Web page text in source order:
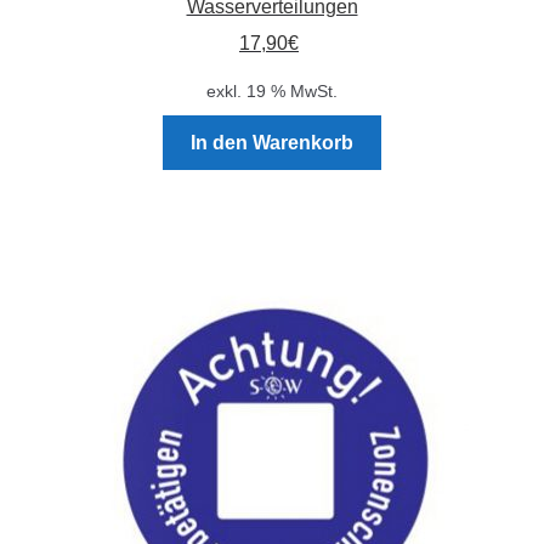
Wasserverteilungen
17,90€
exkl. 19 % MwSt.
In den Warenkorb